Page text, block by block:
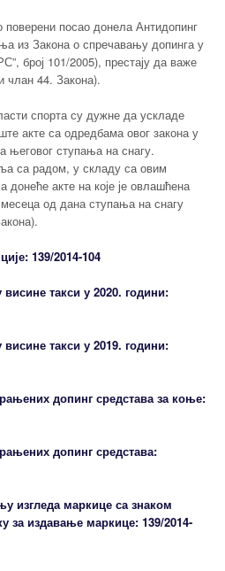
поверени посао донела Антидопинг
из Закона о спречавању допинга у
број 101/2005), престају да важе
члан 44. Закона).
спорта су дужне да ускладе
акте са одредбама овог закона у
његовог ступања на снагу.
са радом, у складу са овим
донеће акте на које је овлашћена
од дана ступања на снагу
139/2014-104
такси у 2020. години:
такси у 2019. години:
допинг средстава за коње:
допинг средстава:
изгледа маркице са знаком
издавање маркице: 139/2014-